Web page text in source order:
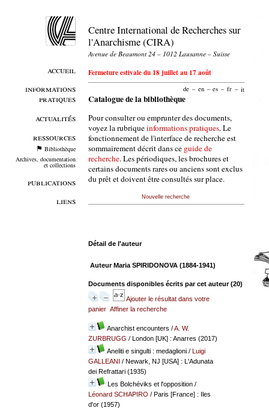
accueil
informations
pratiques
actualités
ressources
Bibliothèque
Archives, documentation
et collections
publications
liens
Centre International de Recherches sur
l'Anarchisme (CIRA)
Avenue de Beaumont 24 – 1012 Lausanne – Suisse
Fermeture estivale du 18 juillet au 17 août
de – en – es – fr – it
Catalogue de la bibliothèque
Pour consulter ou emprunter des documents,
voyez la rubriqueinformations pratiques. Le
fonctionnement de l'interface de recherche est
sommairement décrit dans ce guide de
recherche. Les périodiques, les brochures et
certains documents rares ou anciens sont exclus
du prêt et doivent être consultés sur place.
Nouvelle recherche
Détail de l'auteur
Auteur Maria SPIRIDONOVA (1884-1941)
Documents disponibles écrits par cet auteur (20)
Ajouter le résultat dans votre
panier Affiner la recherche
Anarchist encounters /A. W.
ZURBRUGG / London [UK] : Anarres (2017)
Aneliti e singulti : medaglioni/ Luigi
GALLEANI / Newark, NJ [USA] : L'Adunata
dei Refrattari (1935)
Les Bolchéviks et l'opposition/
Léonard SCHAPIRO / Paris [France] : Iles
d'or (1957)